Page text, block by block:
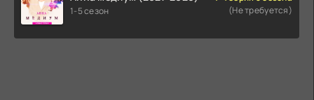
1-5 сезон
(Не требуется)